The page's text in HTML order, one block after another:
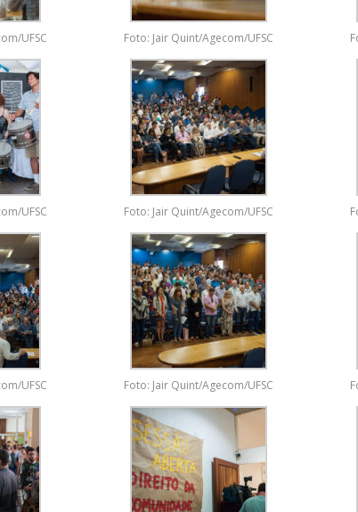
UFSC Foto: Jair Quint/Agecom/UFSC
UFSC Foto: Jair Quint/Agecom/UFSC
UFSC Foto: Jair Quint/Agecom/UFSC